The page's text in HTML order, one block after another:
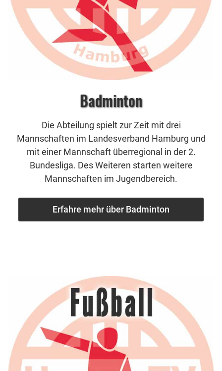
Badminton
Die Abteilung spielt zur Zeit mit drei
Mannschaften im Landesverband Hamburg und
mit einer Mannschaft überregional in der 2.
Bundesliga. Des Weiteren starten weitere
Mannschaften im Jugendbereich.
Erfahre mehr über Badminton